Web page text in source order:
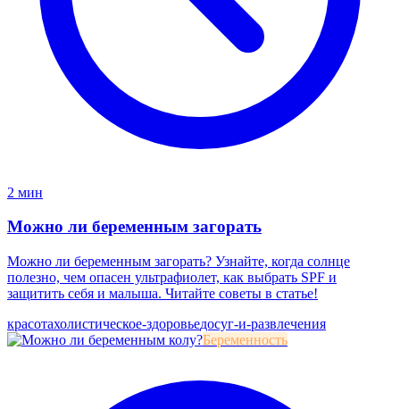
2 мин
Можно ли беременным загорать
Можно ли беременным загорать? Узнайте, когда солнце
полезно, чем опасен ультрафиолет, как выбрать SPF и
защитить себя и малыша. Читайте советы в статье!
красотахолистическое-здоровьедосуг-и-развлечения
Беременность